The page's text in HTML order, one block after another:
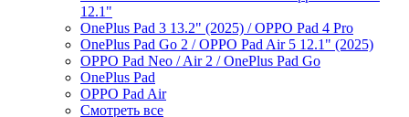
12.1"
OnePlus Pad 3 13.2" (2025) / OPPO Pad 4 Pro
OnePlus Pad Go 2 / OPPO Pad Air 5 12.1" (2025)
OPPO Pad Neo / Air 2 / OnePlus Pad Go
OnePlus Pad
OPPO Pad Air
Смотреть все